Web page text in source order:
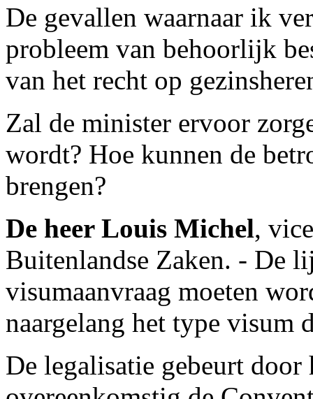
De gevallen waarnaar ik
probleem van behoorlijk
van het recht op
Zal de minister ervoor
wordt? Hoe kunnen de
brengen?
De heer Louis Michel,
Buitenlandse Zaken. - De
visumaanvraag moeten
naargelang het type visum
De legalisatie gebeurt door